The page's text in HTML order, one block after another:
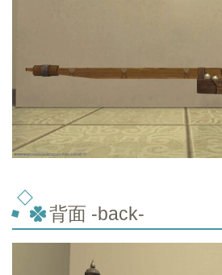
背面 -back-